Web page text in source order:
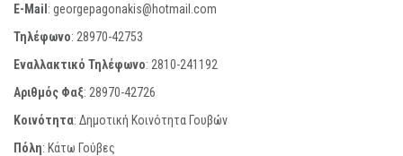
E-Mail: georgepagonakis@hotmail.com
Τηλέφωνο: 28970-42753
Εναλλακτικό Τηλέφωνο: 2810-241192
Αριθμός Φαξ: 28970-42726
Κοινότητα: Δημοτική Κοινότητα Γουβών
Πόλη: Κάτω Γούβες